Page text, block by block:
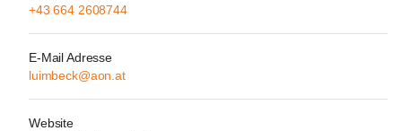
+43 664 2608744
E-Mail Adresse
luimbeck@aon.at
Website